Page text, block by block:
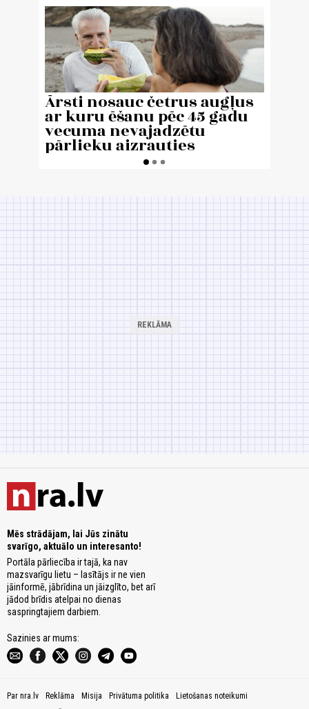
Mēs strādājam, lai Jūs zinātu
svarīgo, aktuālo un interesanto!
Portāla pārliecība ir tajā, ka nav
mazsvarīgu lietu – lasītājs ir ne vien
jāinformē, jābrīdina un jāizglīto, bet arī
jādod brīdis atelpai no dienas
saspringtajiem darbiem.
Sazinies ar mums:
Par nra.lv Reklāma Misija Privātuma politika
Lietošanas noteikumi